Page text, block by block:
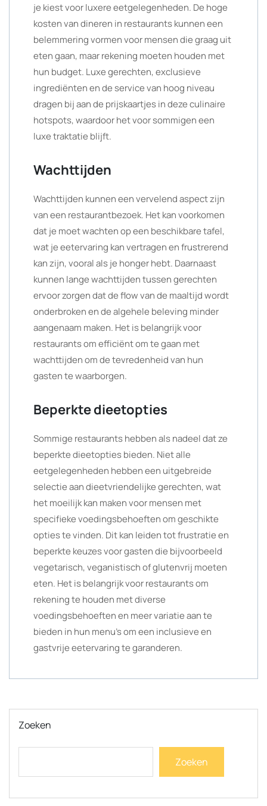
je kiest voor luxere eetgelegenheden. De hoge
kosten van dineren in restaurants kunnen een
belemmering vormen voor mensen die graag uit
eten gaan, maar rekening moeten houden met
hun budget. Luxe gerechten, exclusieve
ingrediënten en de service van hoog niveau
dragen bij aan de prijskaartjes in deze culinaire
hotspots, waardoor het voor sommigen een
luxe traktatie blijft.
Wachttijden
Wachttijden kunnen een vervelend aspect zijn
van een restaurantbezoek. Het kan voorkomen
dat je moet wachten op een beschikbare tafel,
wat je eetervaring kan vertragen en frustrerend
kan zijn, vooral als je honger hebt. Daarnaast
kunnen lange wachttijden tussen gerechten
ervoor zorgen dat de flow van de maaltijd wordt
onderbroken en de algehele beleving minder
aangenaam maken. Het is belangrijk voor
restaurants om efficiënt om te gaan met
wachttijden om de tevredenheid van hun
gasten te waarborgen.
Beperkte dieetopties
Sommige restaurants hebben als nadeel dat ze
beperkte dieetopties bieden. Niet alle
eetgelegenheden hebben een uitgebreide
selectie aan dieetvriendelijke gerechten, wat
het moeilijk kan maken voor mensen met
specifieke voedingsbehoeften om geschikte
opties te vinden. Dit kan leiden tot frustratie en
beperkte keuzes voor gasten die bijvoorbeeld
vegetarisch, veganistisch of glutenvrij moeten
eten. Het is belangrijk voor restaurants om
rekening te houden met diverse
voedingsbehoeften en meer variatie aan te
bieden in hun menu’s om een inclusieve en
gastvrije eetervaring te garanderen.
Zoeken
Zoeken